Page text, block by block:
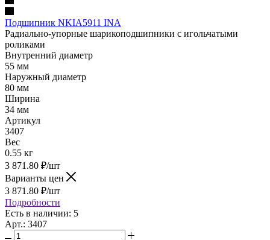
Подшипник NKIA5911 INA
Радиально-упорные шарикоподшипники с игольчатыми
роликами
Внутренний диаметр
55 мм
Наружный диаметр
80 мм
Ширина
34 мм
Артикул
3407
Вес
0.55 кг
3 871.80 ₽/шт
Варианты цен
3 871.80 ₽/шт
Подробности
Есть в наличии: 5
Арт.: 3407